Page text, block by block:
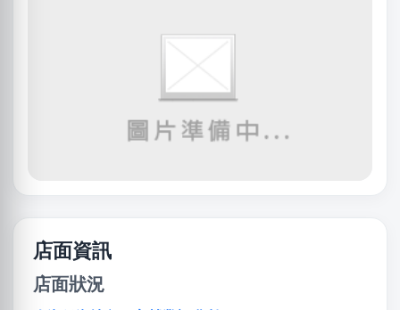
店面資訊
店面狀況